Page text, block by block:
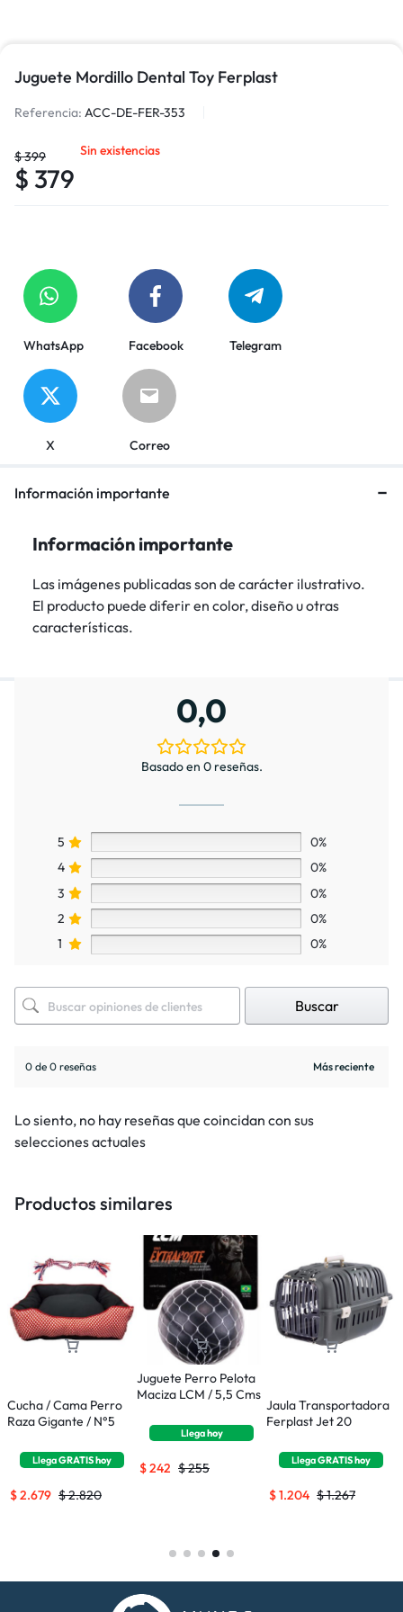
Juguete Mordillo Dental Toy Ferplast
Referencia: ACC-DE-FER-353
$399
$ 379
Sin existencias
WhatsApp Facebook Telegram
X Correo
Información importante
Información importante
Las imágenes publicadas son de carácter ilustrativo.
El producto puede diferir en color, diseño u otras
características.
0,0
Basado en 0 reseñas.
5
0%
4
0%
3
0%
2
0%
1
0%
Buscar
0 de 0 reseñas
Lo siento, no hay reseñas que coincidan con sus
selecciones actuales
Productos similares
Cucha / Cama Perro
Raza Gigante / N°5
LlegaGRATIShoy
$2.820
$2.679
Juguete Perro Pelota
Maciza LCM / 5,5 Cms
Llegahoy
$255
$242
Jaula Transportadora
Ferplast Jet 20
LlegaGRATIShoy
$1.267
$1.204